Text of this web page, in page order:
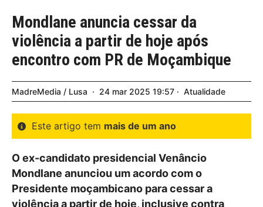
Mondlane anuncia cessar da
violência a partir de hoje após
encontro com PR de Moçambique
MadreMedia / Lusa 24 mar 2025 19:57 Atualidade
Este artigo tem mais de um ano
O ex-candidato presidencial Venâncio
Mondlane anunciou um acordo com o
Presidente moçambicano para cessar a
violência a partir de hoje, inclusive contra